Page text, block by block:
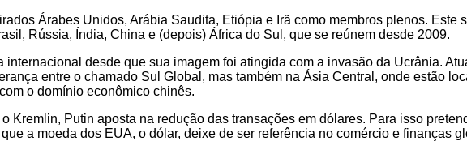
Árabes Unidos, Arábia Saudita, Etiópia e Irã como membros plenos. Este
Rússia, Índia, China e (depois) África do Sul, que se reúnem desde 2009.
desde que sua imagem foi atingida com a invasão da Ucrânia.
entre o chamado Sul Global, mas também na Ásia Central, onde estão
o domínio econômico chinês.
Putin aposta na redução das transações em dólares. Para isso
a moeda dos EUA, o dólar, deixe de ser referência no comércio e finanças